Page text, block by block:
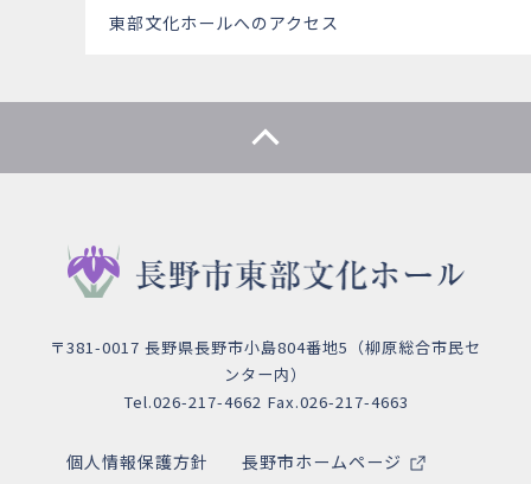
東部文化ホールへのアクセス
〒381-0017 長野県長野市小島804番地5（柳原総合市民セ
ンター内）
Tel.026-217-4662 Fax.026-217-4663
個人情報保護方針
長野市ホームページ